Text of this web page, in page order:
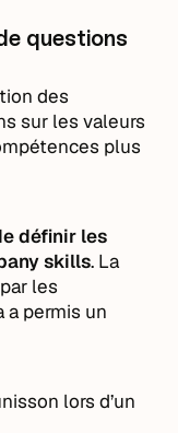
questions
des
sur les valeurs
plus
définir les
skills. La
les
a permis un
lors d’un